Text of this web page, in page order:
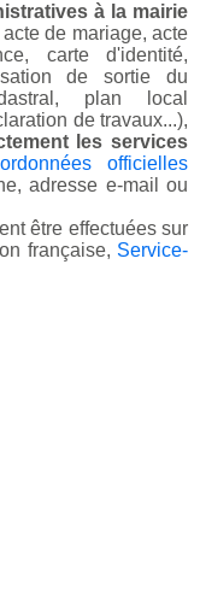
à la mairie
de mariage, acte
carte d'identité,
de sortie du
plan local
de travaux...),
les services
officielles
adresse e-mail ou
être effectuées sur
française, Service-